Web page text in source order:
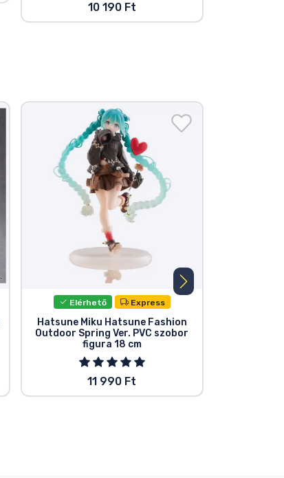
10 190 Ft
Elérhető Express
Hatsune Miku Hatsune Fashion
Outdoor Spring Ver. PVC szobor
figura 18 cm
11 990 Ft